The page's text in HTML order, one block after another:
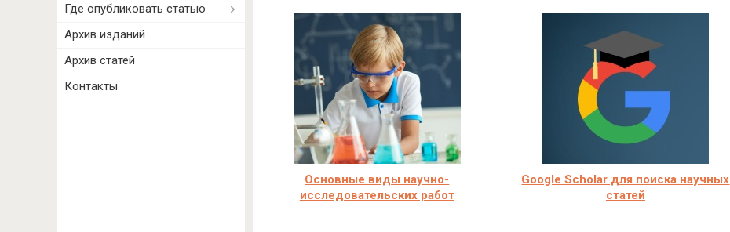
Основные виды научно-
исследовательских работ
Google Scholar для поиска научных
статей
Где опубликовать статью
Архив изданий
Архив статей
Контакты